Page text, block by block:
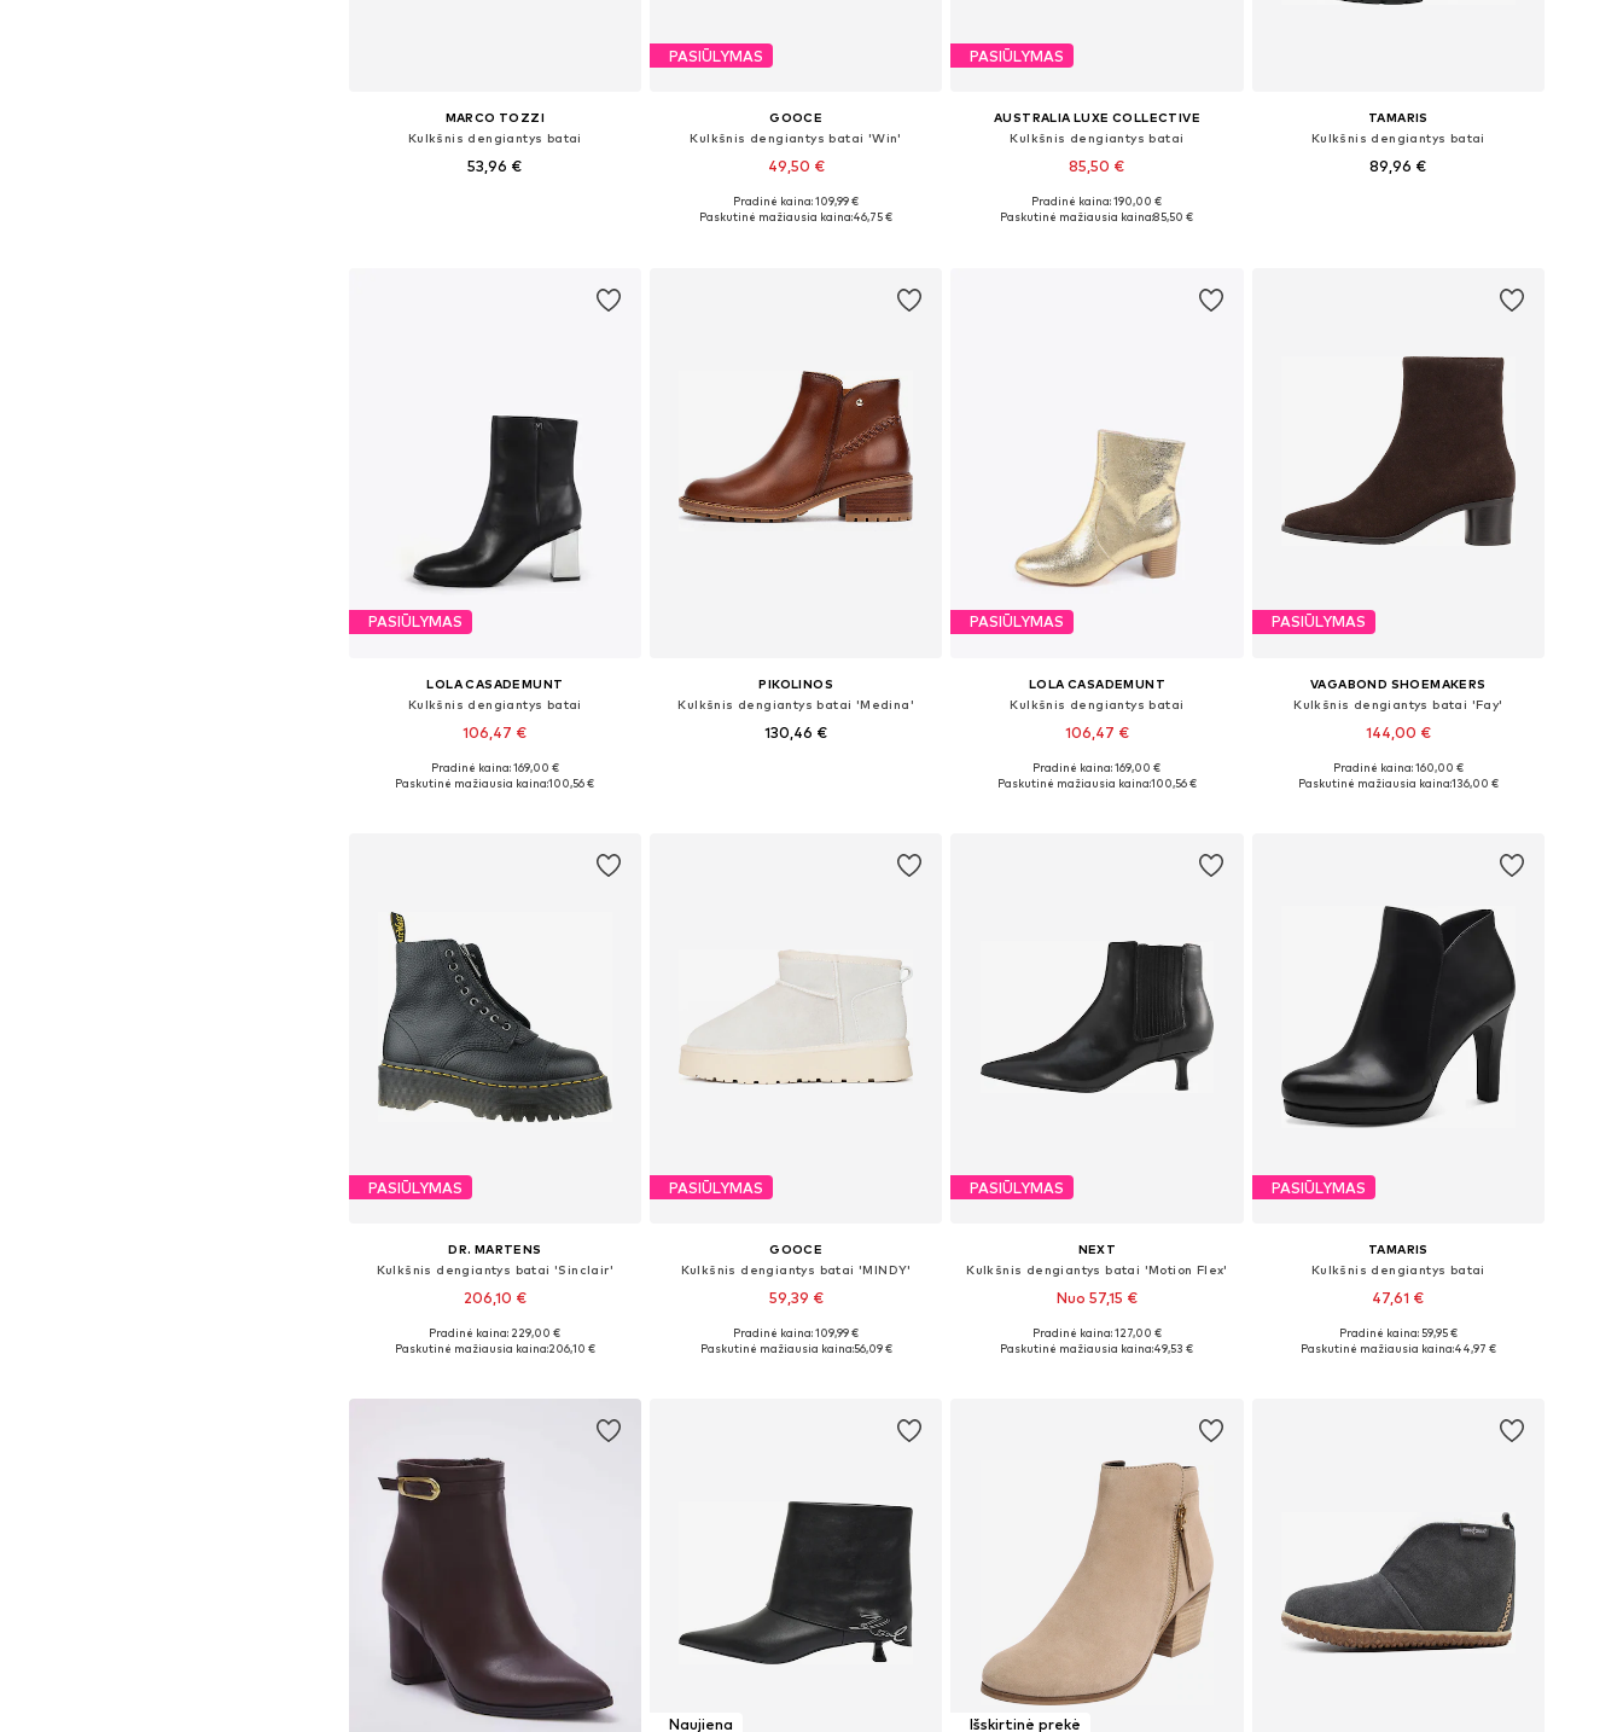
MARCO TOZZI
Kulkšnis dengiantys batai
53,96 €
PASIŪLYMAS
GOOCE
Kulkšnis dengiantys batai 'Win'
49,50 €
Galimi dydžiai: 36, 37, 38, 39
Pradinė kaina: 109,99 €
Paskutinė mažiausia kaina:46,75 €
PASIŪLYMAS
AUSTRALIA LUXE COLLECTIVE
Kulkšnis dengiantys batai
85,50 €
Galimi dydžiai: 37, 39, 40, 41, 42
Pradinė kaina: 190,00 €
Paskutinė mažiausia kaina:85,50 €
TAMARIS
Kulkšnis dengiantys batai
89,96 €
PASIŪLYMAS
LOLA CASADEMUNT
Kulkšnis dengiantys batai
106,47 €
Galimi dydžiai: 36, 37, 38, 39, 40, 41
Pradinė kaina: 169,00 €
Paskutinė mažiausia kaina:100,56 €
PIKOLINOS
Kulkšnis dengiantys batai 'Medina'
130,46 €
PASIŪLYMAS
LOLA CASADEMUNT
Kulkšnis dengiantys batai
106,47 €
Galimi dydžiai: 36, 37, 38, 39, 40
Pradinė kaina: 169,00 €
Paskutinė mažiausia kaina:100,56 €
PASIŪLYMAS
VAGABOND SHOEMAKERS
Kulkšnis dengiantys batai 'Fay'
144,00 €
Galimi dydžiai: 36, 37, 38, 39, 40, 41
Pradinė kaina: 160,00 €
Paskutinė mažiausia kaina:136,00 €
PASIŪLYMAS
DR. MARTENS
Kulkšnis dengiantys batai 'Sinclair'
206,10 €
Yra daugybė dydžių
Pradinė kaina: 229,00 €
Paskutinė mažiausia kaina:206,10 €
PASIŪLYMAS
GOOCE
Kulkšnis dengiantys batai 'MINDY'
59,39 €
+1
Galimi dydžiai: 36, 37, 38, 39, 40, 41
Pradinė kaina: 109,99 €
Paskutinė mažiausia kaina:56,09 €
PASIŪLYMAS
NEXT
Kulkšnis dengiantys batai 'Motion Flex'
Nuo 57,15 €
Yra daugybė dydžių
Pradinė kaina: 127,00 €
Paskutinė mažiausia kaina:49,53 €
PASIŪLYMAS
TAMARIS
Kulkšnis dengiantys batai
47,61 €
Yra daugybė dydžių
Pradinė kaina: 59,95 €
Paskutinė mažiausia kaina:44,97 €
Naujiena Išskirtinė prekė